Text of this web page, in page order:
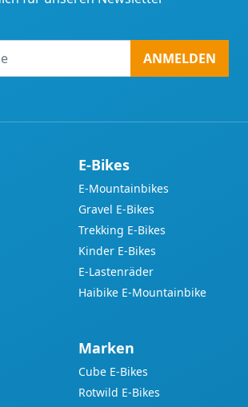
ANMELDEN
E-Bikes
E-Mountainbikes
Gravel E-Bikes
Trekking E-Bikes
Kinder E-Bikes
E-Lastenräder
Haibike E-Mountainbike
Marken
Cube E-Bikes
Rotwild E-Bikes